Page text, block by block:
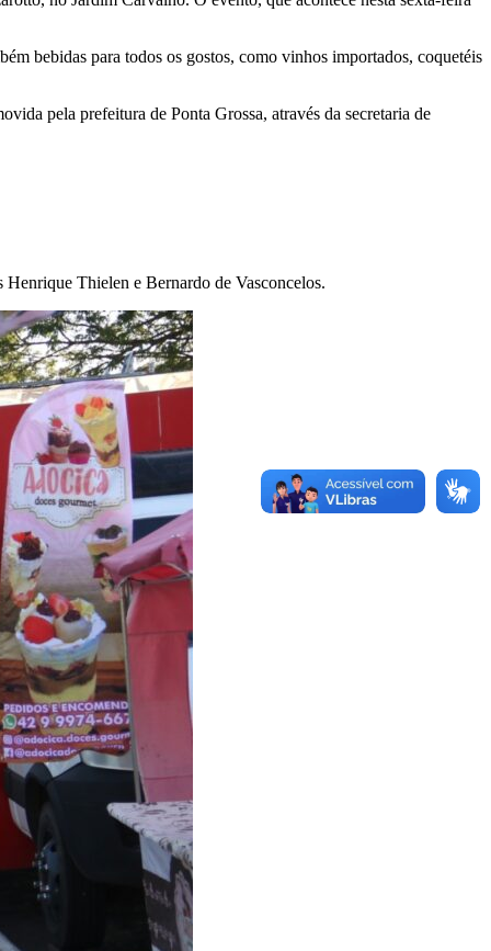
bebidas para todos os gostos, como vinhos importados, coquetéis
pela prefeitura de Ponta Grossa, através da secretaria de
Thielen e Bernardo de Vasconcelos.